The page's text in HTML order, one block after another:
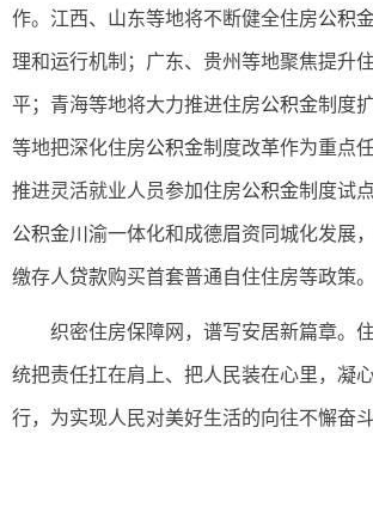
作。江西、山东等地将不断健全住房公积
理和运行机制；广东、贵州等地聚焦提升
平；青海等地将大力推进住房公积金制度
等地把深化住房公积金制度改革作为重点
推进灵活就业人员参加住房公积金制度试
公积金川渝一体化和成德眉资同城化发展
缴存人贷款购买首套普通自住住房等政策。
织密住房保障网，谱写安居新篇章。住
统把责任扛在肩上、把人民装在心里，凝
行，为实现人民对美好生活的向往不懈奋斗